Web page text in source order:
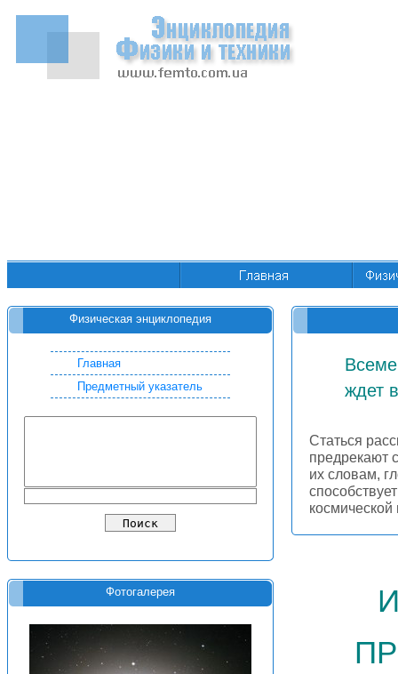
Физическая энциклопедия
Главная
Предметный указатель
Фотогалерея
ждет
Статься
предрекают
их словам,